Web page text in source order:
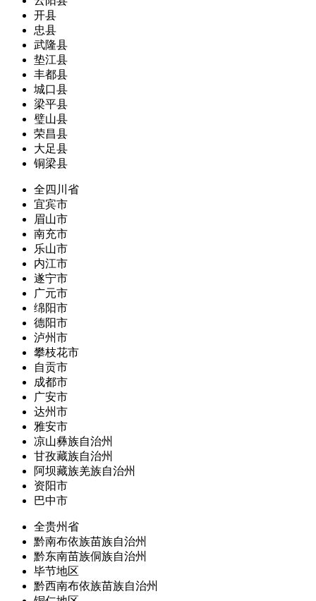
开县
忠县
武隆县
垫江县
丰都县
城口县
梁平县
璧山县
荣昌县
大足县
铜梁县
全四川省
宜宾市
眉山市
南充市
乐山市
内江市
遂宁市
广元市
绵阳市
德阳市
泸州市
攀枝花市
自贡市
成都市
广安市
达州市
雅安市
凉山彝族自治州
甘孜藏族自治州
阿坝藏族羌族自治州
资阳市
巴中市
全贵州省
黔南布依族苗族自治州
黔东南苗族侗族自治州
毕节地区
黔西南布依族苗族自治州